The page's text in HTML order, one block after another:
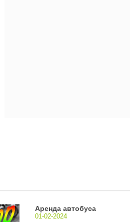
Аренда автобуса
01-02-2024